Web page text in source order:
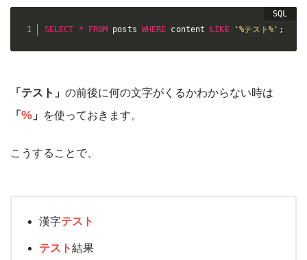
SELECT * FROM posts WHERE content LIKE '%テスト%' ;
「テスト」 の前後に何の文字がくるかわからない時は
「 % 」 を使っておきます。
こうすることで、
漢字テスト
テスト結果